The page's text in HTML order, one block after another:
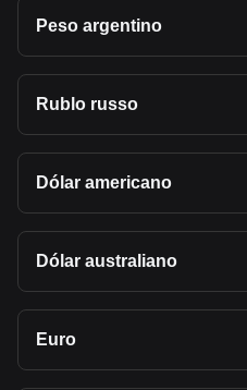
Peso argentino
Rublo russo
Dólar americano
Dólar australiano
Euro